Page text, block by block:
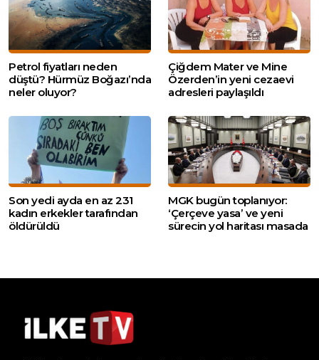
Petrol fiyatları neden
düştü? Hürmüz Boğazı’nda
neler oluyor?
Çiğdem Mater ve Mine
Özerden’in yeni cezaevi
adresleri paylaşıldı
Son yedi ayda en az 231
kadın erkekler tarafından
öldürüldü
MGK bugün toplanıyor:
‘Çerçeve yasa’ ve yeni
sürecin yol haritası masada